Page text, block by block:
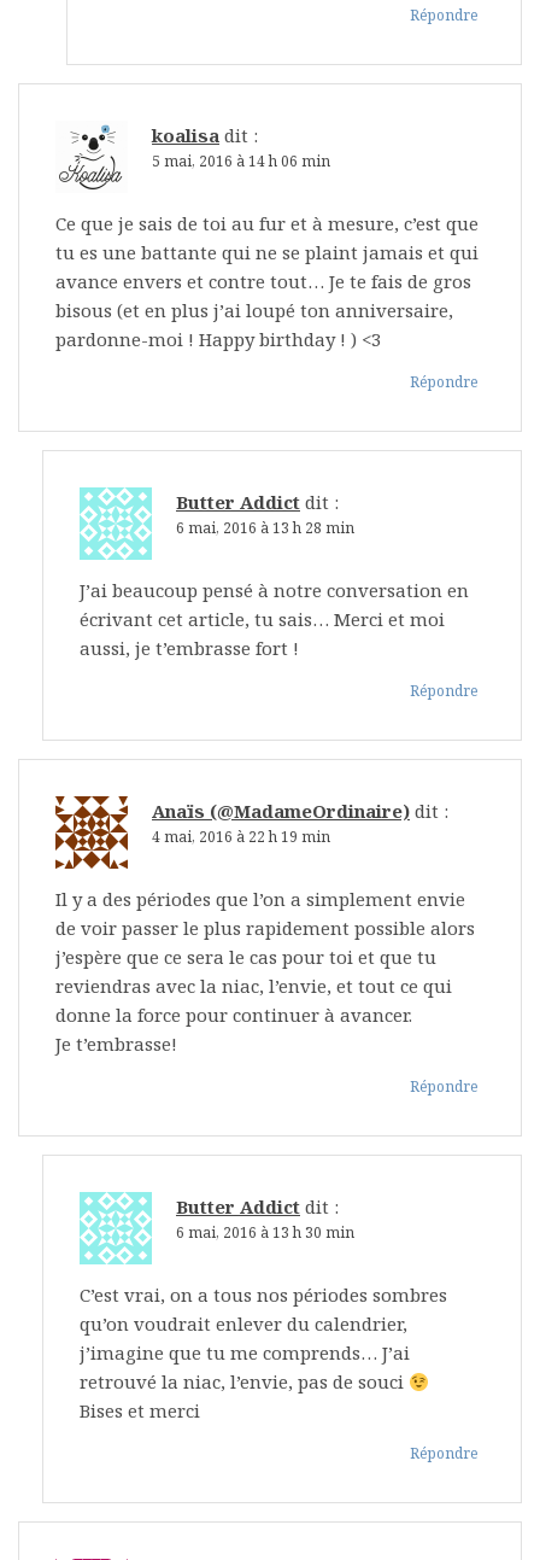
Répondre
koalisa dit :
5 mai, 2016 à 14 h 06 min
Ce que je sais de toi au fur et à mesure, c’est que
tu es une battante qui ne se plaint jamais et qui
avance envers et contre tout… Je te fais de gros
bisous (et en plus j’ai loupé ton anniversaire,
pardonne-moi ! Happy birthday ! ) <3
Répondre
Butter Addict dit :
6 mai, 2016 à 13 h 28 min
J’ai beaucoup pensé à notre conversation en
écrivant cet article, tu sais… Merci et moi
aussi, je t’embrasse fort !
Répondre
Anaïs (@MadameOrdinaire) dit :
4 mai, 2016 à 22 h 19 min
Il y a des périodes que l’on a simplement envie
de voir passer le plus rapidement possible alors
j’espère que ce sera le cas pour toi et que tu
reviendras avec la niac, l’envie, et tout ce qui
donne la force pour continuer à avancer.
Je t’embrasse!
Répondre
Butter Addict dit :
6 mai, 2016 à 13 h 30 min
C’est vrai, on a tous nos périodes sombres
qu’on voudrait enlever du calendrier,
j’imagine que tu me comprends… J’ai
retrouvé la niac, l’envie, pas de souci
Bises et merci
Répondre